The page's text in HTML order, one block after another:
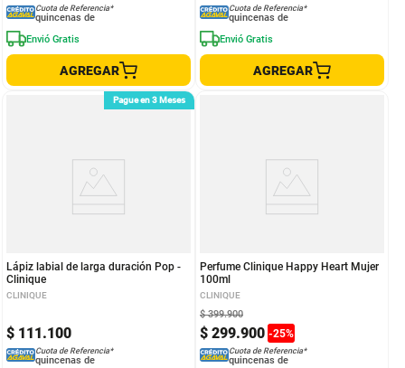
Cuota de Referencia*
quincenas de
Envió Gratis
AGREGAR
Cuota de Referencia*
quincenas de
Envió Gratis
AGREGAR
Pague en 3 Meses
Lápiz labial de larga duración Pop -
Clinique
CLINIQUE
$ 111 .100
Cuota de Referencia*
quincenas de
Perfume Clinique Happy Heart Mujer
100ml
CLINIQUE
$ 299.900 -25%
$ 399.900
Cuota de Referencia*
quincenas de